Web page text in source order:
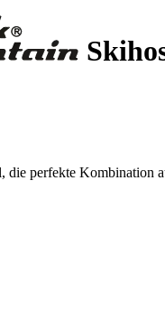
die perfekte Kombination